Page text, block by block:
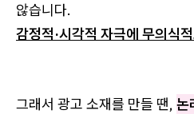
않습니다.
감정적·시각적 자극에 무의식
그래서 광고 소재를 만들 땐, 논